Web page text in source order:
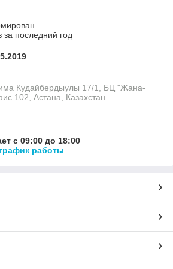
последний год
Кудайбердыулы 17/1, БЦ "Жана-
102, Астана, Казахстан
с 09:00 до 18:00
работы